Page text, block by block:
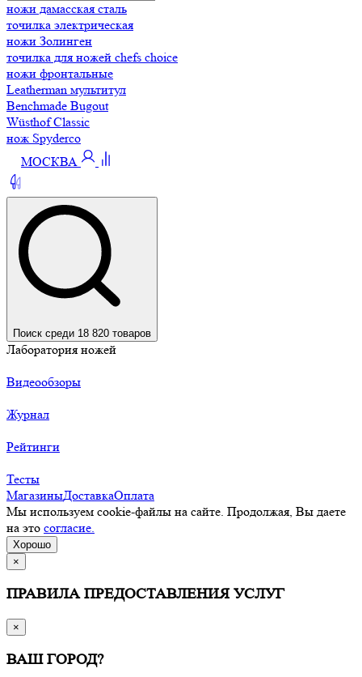
ножи дамасская сталь
точилка электрическая
ножи Золинген
точилка для ножей chefs choice
ножи фронтальные
Leatherman мультитул
Benchmade Bugout
Wüsthof Classic
нож Spyderco
МОСКВА
Поиск среди 18 820 товаров
Лаборатория ножей
Видеообзоры
Журнал
Рейтинги
Тесты
МагазиныДоставкаОплата
Мы используем cookie-файлы на сайте. Продолжая, Вы даете
на это согласие.
Хорошо
×
ПРАВИЛА ПРЕДОСТАВЛЕНИЯ УСЛУГ
×
ВАШ ГОРОД?